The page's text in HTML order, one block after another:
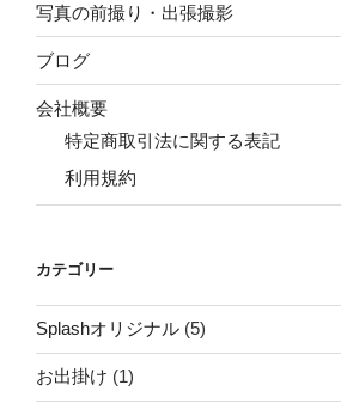
写真の前撮り・出張撮影
ブログ
会社概要
特定商取引法に関する表記
利用規約
カテゴリー
Splashオリジナル (5)
お出掛け (1)